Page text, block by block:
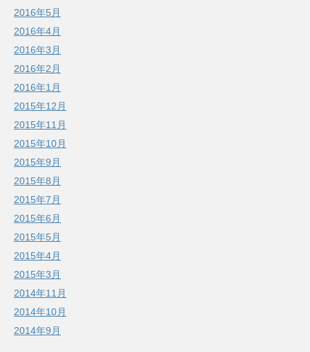
2016年5月
2016年4月
2016年3月
2016年2月
2016年1月
2015年12月
2015年11月
2015年10月
2015年9月
2015年8月
2015年7月
2015年6月
2015年5月
2015年4月
2015年3月
2014年11月
2014年10月
2014年9月